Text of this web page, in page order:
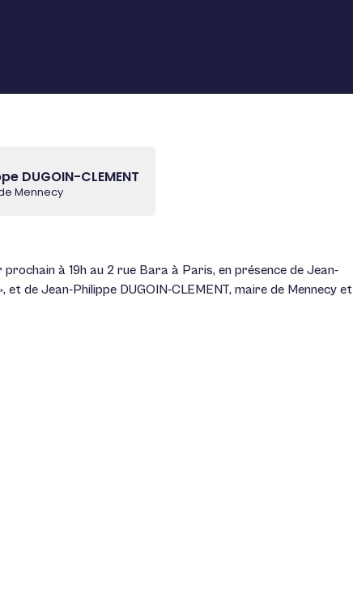
DUGOIN-CLEMENT
Mennecy
à 19h au 2 rue Bara à Paris, en présence de Jean-
de Jean-Philippe DUGOIN-CLEMENT, maire de Mennecy et